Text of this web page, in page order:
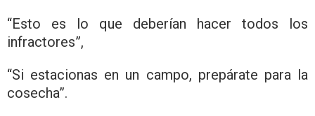
“Esto es lo que deberían hacer todos los
infractores”,
“Si estacionas en un campo, prepárate para la
cosecha”.